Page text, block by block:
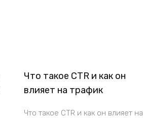
Что такое CTR и как он
влияет на трафик
Что такое CTR и как он влияет на